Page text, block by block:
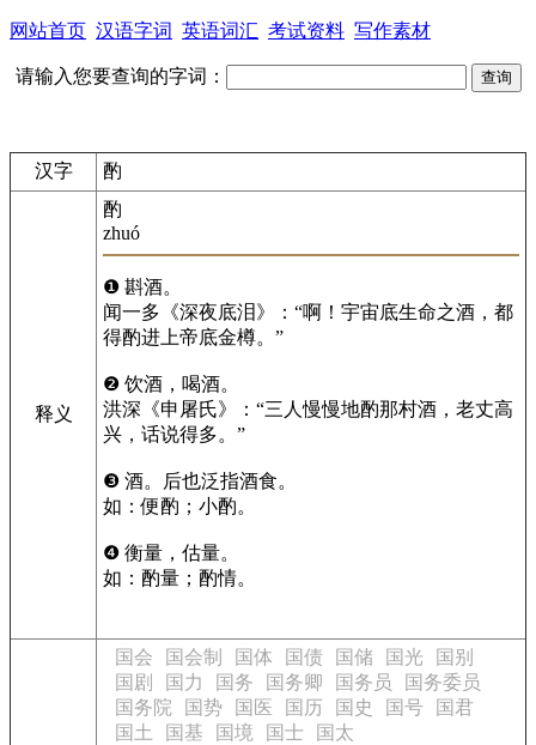
网站首页 汉语字词 英语词汇 考试资料 写作素材
请输入您要查询的字词：
汉字 酌
释义
酌
zhuó
❶ 斟酒。
闻一多《深夜底泪》：“啊！宇宙底生命之酒，都
得酌进上帝底金樽。”
❷ 饮酒，喝酒。
洪深《申屠氏》：“三人慢慢地酌那村酒，老丈高
兴，话说得多。”
❸ 酒。后也泛指酒食。
如：便酌；小酌。
❹ 衡量，估量。
如：酌量；酌情。
国会 国会制 国体 国债 国储 国光
国别
国剧
国力 国务 国务卿 国务员
国务委员
国务院
国势 国医 国历 国史 国号
国君
国土
国基 国境 国士
国太